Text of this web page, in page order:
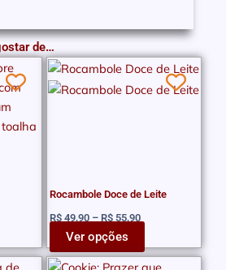
de…
Rocambole Doce de Leite
R$49,90 – R$55,90
Faixa
preço:
Ver opções
Este
produto
podem
ser
escolhidas
na